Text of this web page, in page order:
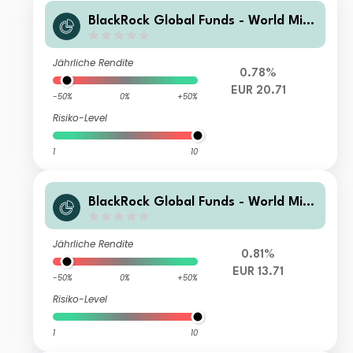
BlackRock Global Funds - World Mini
Jährliche Rendite
-50% 0% +50%
Risiko-Level
1 10
0.78%
EUR 20.71
BlackRock Global Funds - World Mini
Jährliche Rendite
-50% 0% +50%
Risiko-Level
1 10
0.81%
EUR 13.71